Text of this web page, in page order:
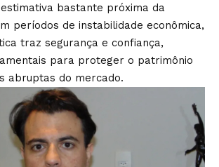
bastante próxima da
períodos de instabilidade econômica,
traz segurança e confiança,
para proteger o patrimônio
abruptas do mercado.